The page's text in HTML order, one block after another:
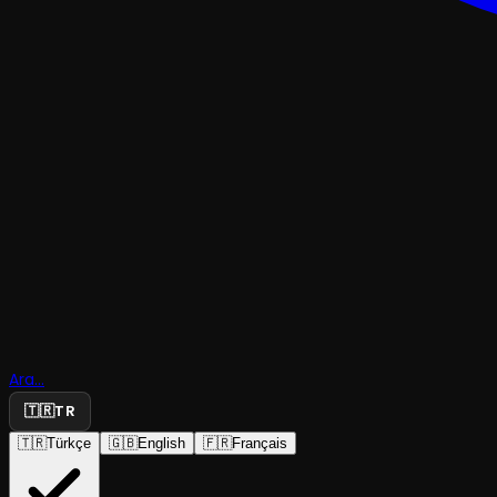
Ara...
🇹🇷TR
🇹🇷Türkçe 🇬🇧English 🇫🇷Français
Oliver